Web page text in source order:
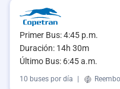
Primer Bus: 4:45 p.m.
Duración: 14h 30m
Último Bus: 6:45 a.m.
10 buses por día